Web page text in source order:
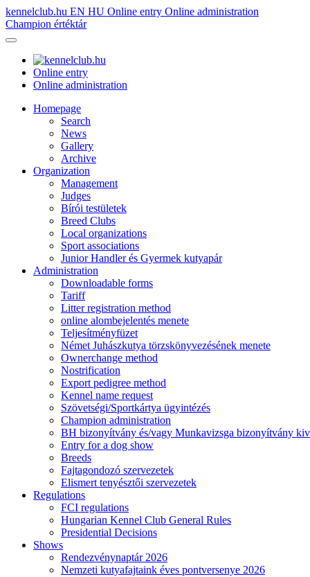
kennelclub.hu EN HU Online entry Online administration
Champion értéktár
Online entry
Online administration
Homepage
Search
News
Gallery
Archive
Organization
Management
Judges
Bírói testületek
Breed Clubs
Local organizations
Sport associations
Junior Handler és Gyermek kutyapár
Administration
Downloadable forms
Tariff
Litter registration method
online alombejelentés menete
Teljesítményfüzet
Német Juhászkutya törzskönyvezésének menete
Ownerchange method
Nostrification
Export pedigree method
Kennel name request
Szövetségi/Sportkártya ügyintézés
Champion administration
BH bizonyítvány és/vagy Munkavizsga bizonyítvány
Entry for a dog show
Breeds
Fajtagondozó szervezetek
Elismert tenyésztői szervezetek
Regulations
FCI regulations
Hungarian Kennel Club General Rules
Presidential Decisions
Shows
Rendezvénynaptár 2026
Nemzeti kutyafajtaink éves pontversenye 2026